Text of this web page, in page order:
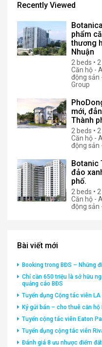
Recently Viewed
phẩm
thương
Nhuận
2 beds •
Căn hộ -
động sản
Group
mới,
Thành
2 beds •
Căn hộ -
động sản
Botanic
đảo
phố.
2 beds •
Căn hộ -
động sản
Bài viết mới
Booking trong BĐS – Những
Chỉ cần 650 triệu là sở hữu
quảng cáo BĐS
Tuyển dụng Cộng tác viên
Ký gửi bán – cho thuê căn
Tuyển cộng tác viên Eaton
Tuyển dụng cộng tác viên
Đánh giá 8 ưu nhược điểm